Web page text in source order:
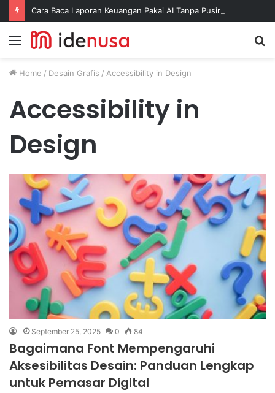
Cara Baca Laporan Keuangan Pakai AI Tanpa Pusing
Menu
Home / Desain Grafis / Accessibility in Design
Accessibility in
Design
September 25, 2025 0 84
Bagaimana Font Mempengaruhi
Aksesibilitas Desain: Panduan Lengkap
untuk Pemasar Digital